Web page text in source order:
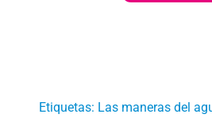
Etiquetas: Las maneras del